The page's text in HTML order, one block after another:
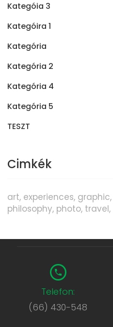
Kategóia 3
Kategóira 1
Kategória
Kategória 2
Kategória 4
Kategória 5
TESZT
Cimkék
art experiences graphic
philosophy photo travel
Telefon:
(66) 430-548